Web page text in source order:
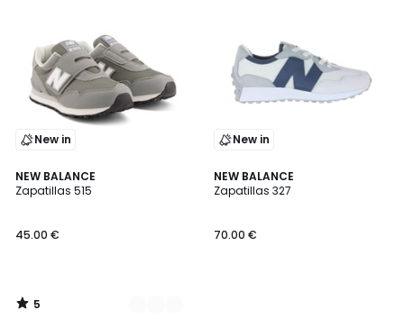
New in
NEW BALANCE
Zapatillas 515
45.00 €
5
/
2
Colores
5
/
New in
NEW BALANCE
Zapatillas 327
70.00 €